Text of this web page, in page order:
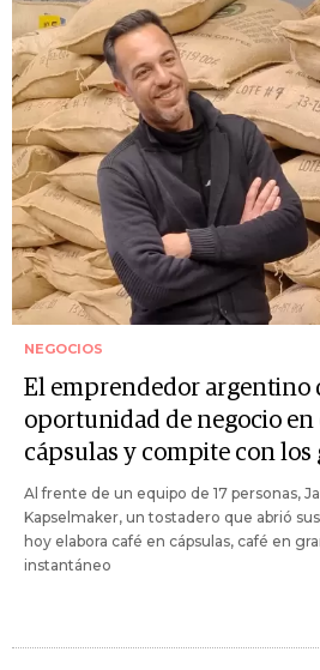
NEGOCIOS
El emprendedor argentino
oportunidad de negocio en
cápsulas y compite con los
Al frente de un equipo de 17 personas,
Kapselmaker, un tostadero que abrió
hoy elabora café en cápsulas, café en
instantáneo